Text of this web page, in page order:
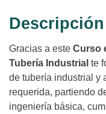
Descripción
Gracias a este Curso
Tubería Industrial te
de tubería industrial y
requerida, partiendo
ingeniería básica,